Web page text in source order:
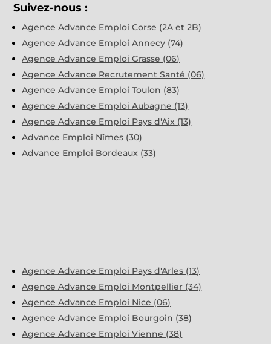
Suivez-nous :
Agence Advance Emploi Corse (2A et 2B)
Agence Advance Emploi Annecy (74)
Agence Advance Emploi Grasse (06)
Agence Advance Recrutement Santé (06)
Agence Advance Emploi Toulon (83)
Agence Advance Emploi Aubagne (13)
Agence Advance Emploi Pays d'Aix (13)
Advance Emploi Nîmes (30)
Advance Emploi Bordeaux (33)
Agence Advance Emploi Pays d'Arles (13)
Agence Advance Emploi Montpellier (34)
Agence Advance Emploi Nice (06)
Agence Advance Emploi Bourgoin (38)
Agence Advance Emploi Vienne (38)